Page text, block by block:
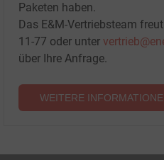
Paketen haben.
Das E&M-Vertriebsteam
11-77 oder unter
über Ihre Anfrage.
WEITERE